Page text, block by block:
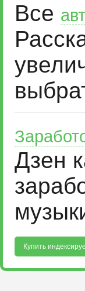
Все
Дзен
Купить